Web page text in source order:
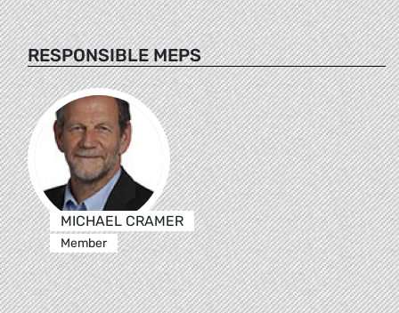
RESPONSIBLE MEPS
MICHAEL CRAMER
Member